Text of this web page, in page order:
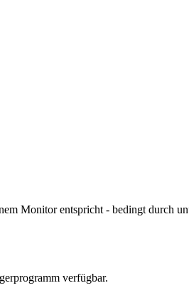
Monitor entspricht - bedingt durch
verfügbar.